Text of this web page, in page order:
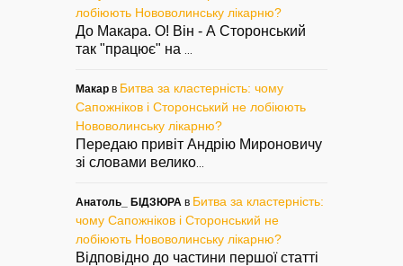
лобіюють Нововолинську лікарню?
До Макара. О! Він - А Сторонський
так "працює" на
Макар в Битва за кластерність: чому
Сапожніков і Сторонський не лобіюють
Нововолинську лікарню?
Передаю привіт Андрію Мироновичу
зі словами велико
Анатоль_ БІДЗЮРА в Битва за кластерність:
чому Сапожніков і Сторонський не
лобіюють Нововолинську лікарню?
Відповідно до частини першої статті